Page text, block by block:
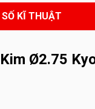
KĨ THUẬT
Ø2.75